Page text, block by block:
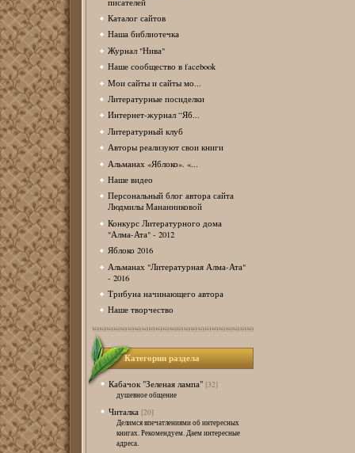
Каталог сайтов
Наша библиотечка
Журнал "Нива"
Наше сообщество в facebook
Мои сайты и сайты мо...
Литературные посиделки
Интернет-журнал “Яб...
Литературный клуб
Авторы реализуют свои книги
Альманах «Яблоко». «...
Наше видео
Персональный блог автора сайта
Людмилы Мананниковой
Конкурс Литературного дома
"Алма-Ата" - 2012
Яблоко 2016
Альманах "Литературная Алма-Ата"
- 2016
Трибуна начинающего автора
Наше творчество
Категории раздела
Кабачок "Зеленая лампа" [32]
душевное общение
Читалка [20]
Делимся впечатлениями об интересных
книгах. Рекомендуем. Даем интересные
адреса.